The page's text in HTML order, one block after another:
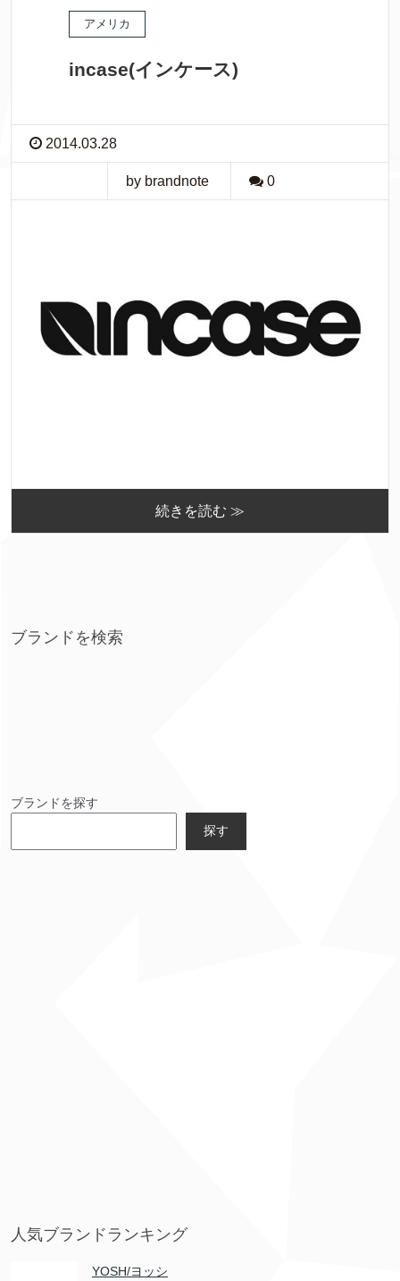
アメリカ
incase(インケース)
2014.03.28
by brandnote 0
続きを読む ≫
ブランドを検索
ブランドを探す
探す
人気ブランドランキング
YOSH/ヨッシ